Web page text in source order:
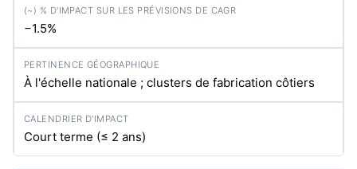
−1.5%
À l'échelle nationale ; clusters de fabrication côtiers
Court terme (≤ 2 ans)